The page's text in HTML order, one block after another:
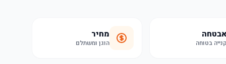
בטוחה
מחיר
הוגן ומשתלם